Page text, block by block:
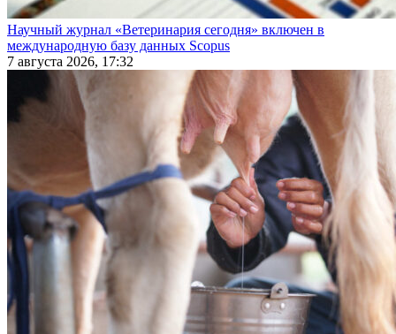
Научный журнал «Ветеринария сегодня» включен в
международную базу данных Scopus
7 августа 2026, 17:32